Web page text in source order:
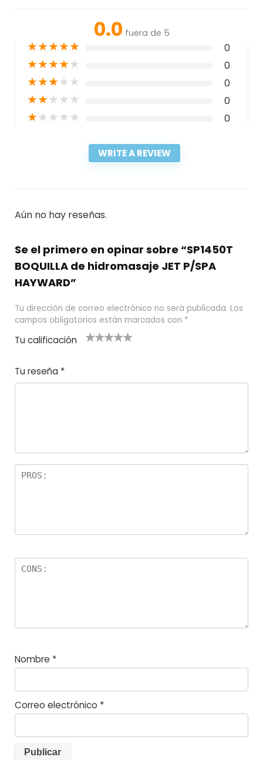
0.0 fuera de 5
★★★★★ 0
★★★★★ 0
★★★★★ 0
★★★★★ 0
★★★★★ 0
WRITE A REVIEW
Aún no hay reseñas.
Se el primero en opinar sobre “SP1450T
BOQUILLA de hidromasaje JET P/SPA
HAYWARD”
Tu dirección de correo electrónico no será publicada. Los
campos obligatorios están marcados con *
Tu calificación
e
el
5
las
s
Tu reseña *
Nombre *
Correo electrónico *